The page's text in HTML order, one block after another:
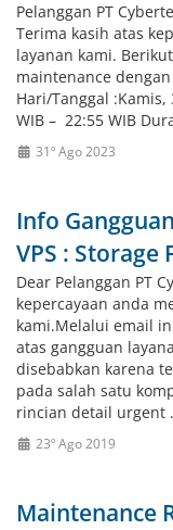
Pelanggan PT
Terima kasih atas
layanan kami.
maintenance
Hari/Tanggal :Kamis,
WIB – 22:55 WIB
31º Ago 2023
Info
VPS : Storage
Dear Pelanggan PT
kepercayaan anda
kami.Melalui email
atas gangguan
disebabkan karena
pada salah satu
rincian detail urgent
23º Ago 2019
Maintenance